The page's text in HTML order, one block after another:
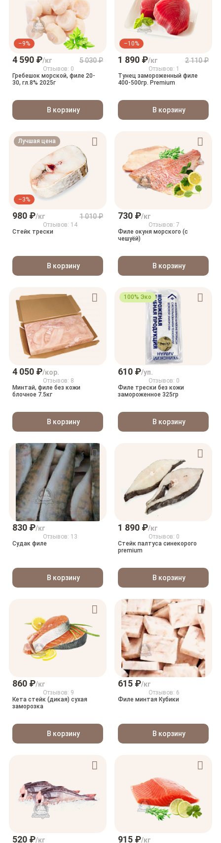
–9%
4 590 ₽/кг 5 030 ₽
Отзывов: 0
Гребешок морской, филе 20-
30, гл.8% 2025г
В корзину
–10%
1 890 ₽/кг 2 110 ₽
Отзывов: 1
Тунец замороженный филе
400-500гр. Premium
В корзину
Лучшая цена
–3%
980 ₽/кг 1 010 ₽
Отзывов: 14
Стейк трески
В корзину
730 ₽/кг
Отзывов: 7
Филе окуня морского (с
чешуёй)
В корзину
4 050 ₽/кор.
Отзывов: 8
Минтай, филе без кожи
блочное 7.5кг
В корзину
100% Эко
610 ₽/уп.
Отзывов: 0
Филе трески без кожи
замороженное 325гр
В корзину
830 ₽/кг
Отзывов: 13
Судак филе
В корзину
1 890 ₽/кг
Отзывов: 0
Стейк палтуса синекорого
premium
В корзину
860 ₽/кг
Отзывов: 9
Кета стейк (дикая) сухая
заморозка
В корзину
615 ₽/кг
Отзывов: 6
Филе минтая Кубики
В корзину
520 ₽/кг 915 ₽/кг